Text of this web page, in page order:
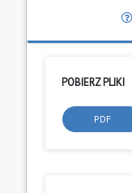
POBIERZ PLIKI
PDF